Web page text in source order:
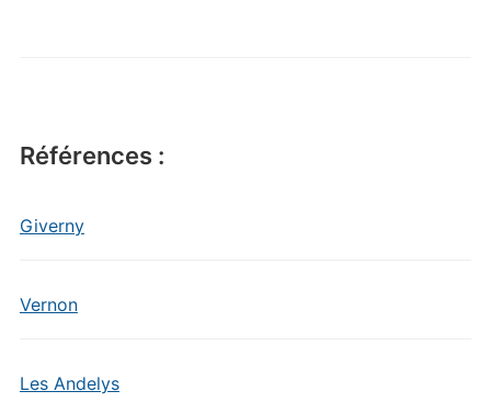
Références :
Giverny
Vernon
Les Andelys